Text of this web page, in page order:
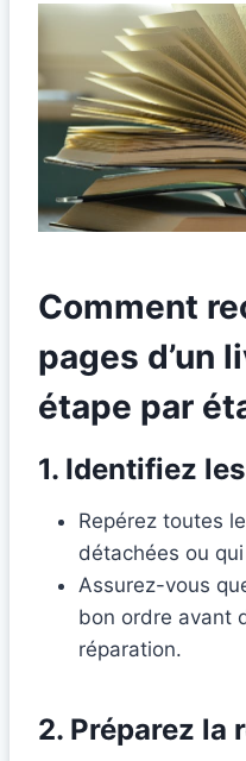
Comment
pages d’un
étape par
1. Identifiez
Repérez toutes
détachées ou
Assurez-vous
bon ordre avant
réparation.
2. Préparez la